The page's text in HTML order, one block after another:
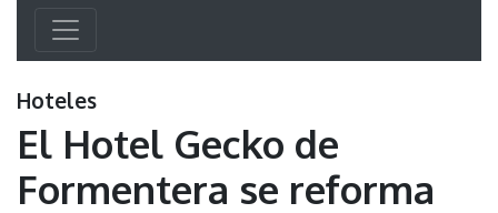
Hoteles
El Hotel Gecko de
Formentera se reforma